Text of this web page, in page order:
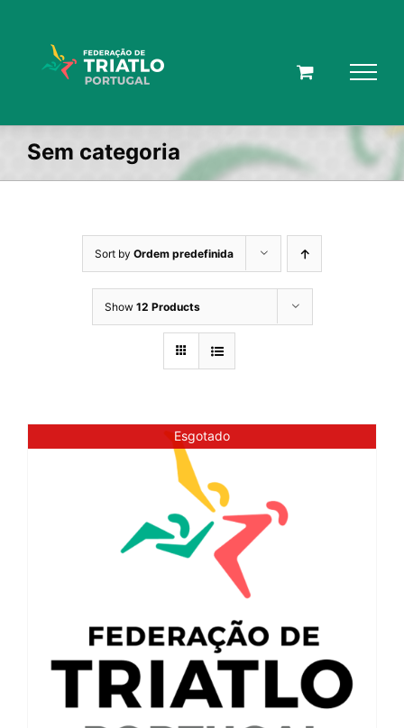
Sem categoria
Sort by Ordem predefinida
Show 12 Products
Esgotado